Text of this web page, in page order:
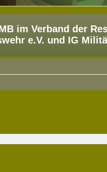
im Verband der
e.V. und IG